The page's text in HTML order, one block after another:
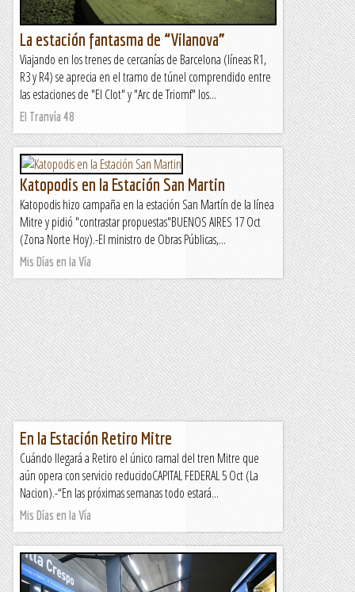
La estación fantasma de “Vilanova”
Viajando en los trenes de cercanías de Barcelona (líneas R1,
R3 y R4) se aprecia en el tramo de túnel comprendido entre
las estaciones de "El Clot" y "Arc de Triomf" los...
El Tranvía 48
Katopodis en la Estación San Martin
Katopodis hizo campaña en la estación San Martín de la línea
Mitre y pidió "contrastar propuestas"BUENOS AIRES 17 Oct
(Zona Norte Hoy).-El ministro de Obras Públicas,...
Mis Días en la Vía
En la Estación Retiro Mitre
Cuándo llegará a Retiro el único ramal del tren Mitre que
aún opera con servicio reducidoCAPITAL FEDERAL 5 Oct (La
Nacion).-“En las próximas semanas todo estará...
Mis Días en la Vía